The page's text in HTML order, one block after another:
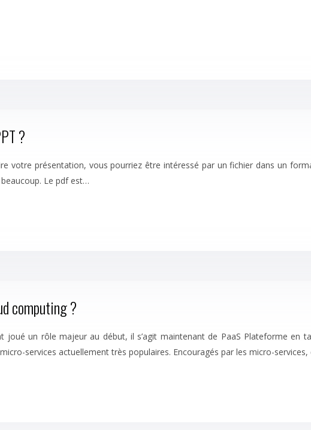
?
votre présentation, vous pourriez être intéressé par un fichier dans un
Le pdf est…
computing ?
joué un rôle majeur au début, il s’agit maintenant de PaaS Plateforme en
services actuellement très populaires. Encouragés par les micro-